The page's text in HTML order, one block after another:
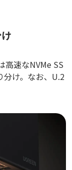
高速なNVMe SS
分け。なお、U.2